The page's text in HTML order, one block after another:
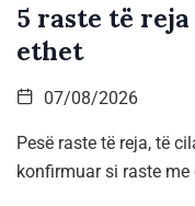
5 raste të
ethet
07/08/2026
Pesë raste të reja, të
konfirmuar si raste me